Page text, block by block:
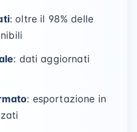
: oltre il 98% delle
: dati aggiornati
: esportazione in